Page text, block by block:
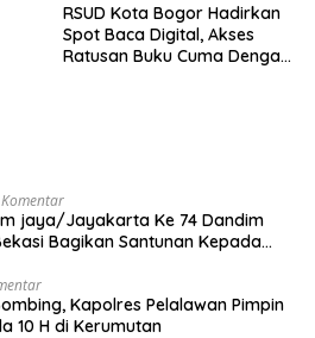
RSUD Kota Bogor Hadirkan
Spot Baca Digital, Akses
Ratusan Buku Cuma Dengan
jaya/Jayakarta Ke 74 Dandim
Bagikan Santunan Kepada
Kapolres Pelalawan Pimpin
10 H di Kerumutan